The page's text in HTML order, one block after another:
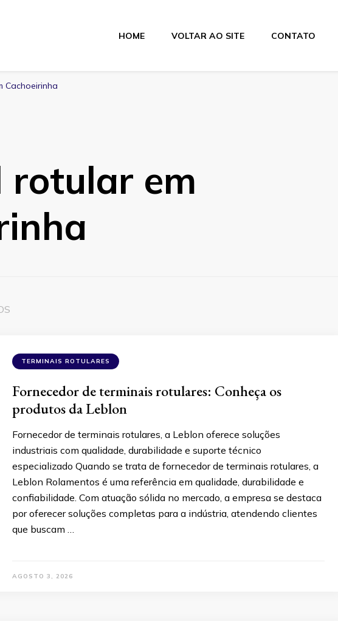
Rolamentos
HOME VOLTAR AO SITE CONTATO
Cachoeirinha
em
TERMINAIS ROTULARES
Fornecedor de terminais rotulares: Conheça os
produtos da Leblon
Fornecedor de terminais rotulares, a Leblon oferece soluções
industriais com qualidade, durabilidade e suporte técnico
especializado Quando se trata de fornecedor de terminais rotulares, a
Leblon Rolamentos é uma referência em qualidade, durabilidade e
confiabilidade. Com atuação sólida no mercado, a empresa se destaca
por oferecer soluções completas para a indústria, atendendo clientes
que buscam …
AGOSTO 3, 2026